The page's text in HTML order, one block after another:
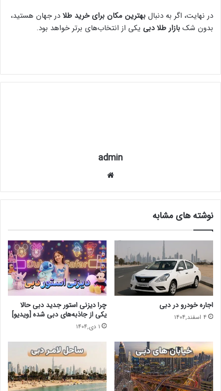
در نهایت، اگر به دنبال بهترین مکان برای خرید طلا در جهان هستید،
بدون شک بازار طلا دبی یکی از انتخاب‌های برتر خواهد بود.
admin
ت
نوشته های مشابه
اجاره خودرو در دبی
۴ اسفند,۱۴۰۴
چرا دیزنی استور جدید دبی حالا
یکی از جاذبه‌های دبی شده [ویدیو]
۱ دی,۱۴۰۴